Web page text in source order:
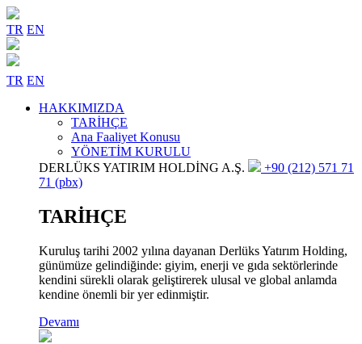
TR EN
TR EN
HAKKIMIZDA
TARİHÇE
Ana Faaliyet Konusu
YÖNETİM KURULU
DERLÜKS YATIRIM HOLDİNG A.Ş.
+90 (212) 571 71
71 (pbx)
TARİHÇE
Kuruluş tarihi 2002 yılına dayanan Derlüks Yatırım Holding,
günümüze gelindiğinde: giyim, enerji ve gıda sektörlerinde
kendini sürekli olarak geliştirerek ulusal ve global anlamda
kendine önemli bir yer edinmiştir.
Devamı